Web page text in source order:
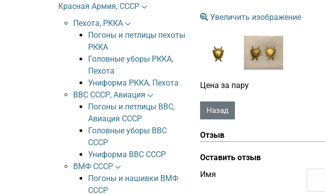
Красная Армия, СССР
Пехота, РККА
Погоны и петлицы пехоты
РККА
Головные уборы РККА,
Пехота
Униформа РККА, Пехота
ВВС СССР, Авиация
Погоны и петлицы ВВС,
Авиация СССР
Головные уборы ВВС
СССР
Униформа ВВС СССР
ВМФ СССР
Погоны и нашивки ВМФ
СССР
Увеличить изображение
Цена за пару
Отзыв
Оставить отзыв
Имя